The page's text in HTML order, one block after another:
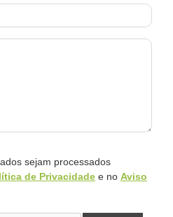
sejam processados
de Privacidade e no Aviso